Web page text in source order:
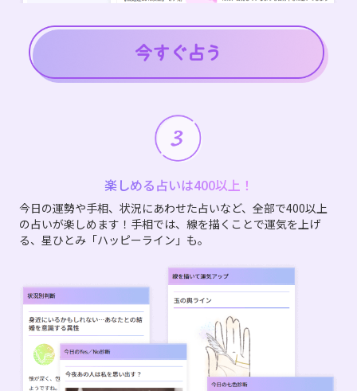
楽しめる占いは400以上！
今日の運勢や手相、状況にあわせた占いなど、全部で400以上
の占いが楽しめます！手相では、線を描くことで運気を上げ
る、星ひとみ「ハッピーライン」も。